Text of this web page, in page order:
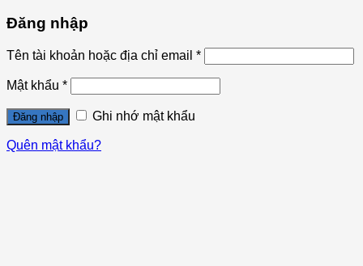
Đăng nhập
Tên tài khoản hoặc địa chỉ email *
Mật khẩu *
Đăng nhập Ghi nhớ mật khẩu
Quên mật khẩu?